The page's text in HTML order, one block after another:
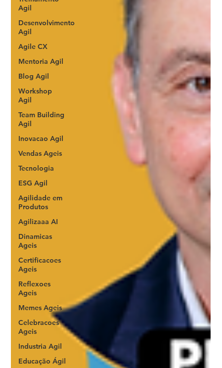
Agil
Desenvolvimento
Agil
Agile CX
Mentoria Agil
Blog Agil
Workshop
Agil
Team Building
Agil
Inovacao Agil
Vendas Ageis
Tecnologia
ESG Agil
Agilidade em
Produtos
Agilizaaa AI
Dinamicas
Ageis
Certificacoes
Ageis
Reflexoes
Ageis
Memes Ageis
Celebracoes
Ageis
Industria Agil
Educação Ágil